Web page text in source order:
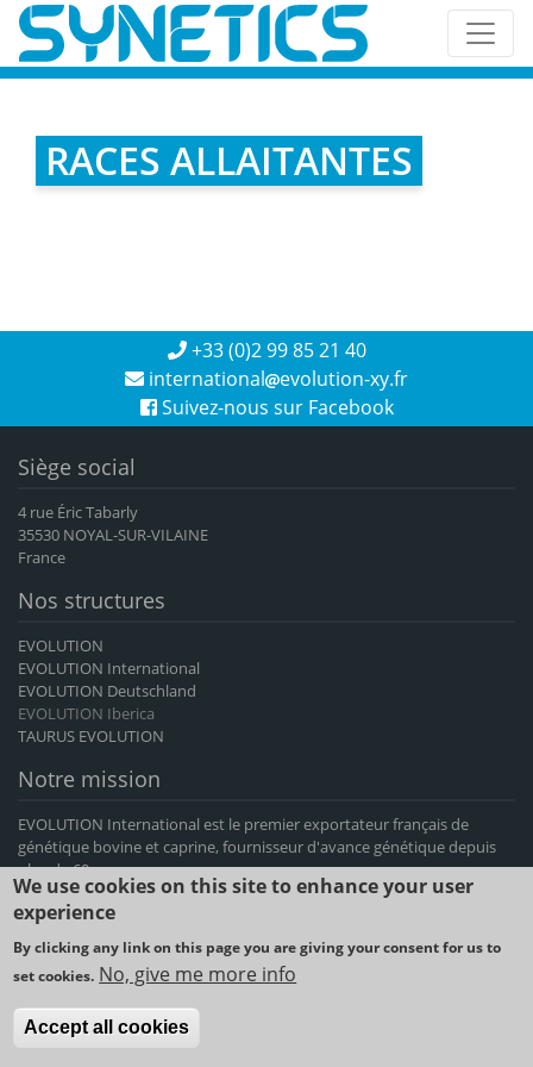
RACES ALLAITANTES
+33 (0)2 99 85 21 40
international
evolution-xy.fr
Suivez-nous sur Facebook
Siège social
4 rue Éric Tabarly
35530 NOYAL-SUR-VILAINE
France
Nos structures
EVOLUTION
EVOLUTION International
EVOLUTION Deutschland
EVOLUTION Iberica
TAURUS EVOLUTION
Notre mission
EVOLUTION International est le premier exportateur français de
génétique bovine et caprine, fournisseur d'avance génétique depuis
plus de 60 ans.
2021 © EVOLUTION International -
Mentions légales et conditions
d'utilisation -Politique de cookies - Conditions générales de vente
We use cookies on this site to enhance your user
experience
By clicking any link on this page you are giving your consent for us to
set cookies. No, give me more info
Accept all cookies